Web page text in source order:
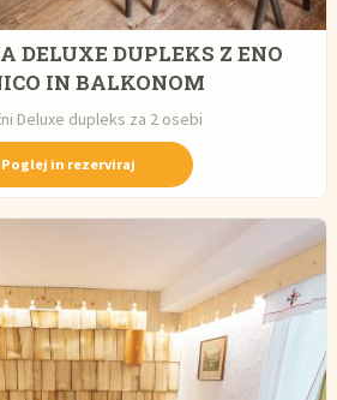
DELUXE DUPLEKS Z ENO
IN BALKONOM
Deluxe dupleks za 2 osebi
Poglej in rezerviraj